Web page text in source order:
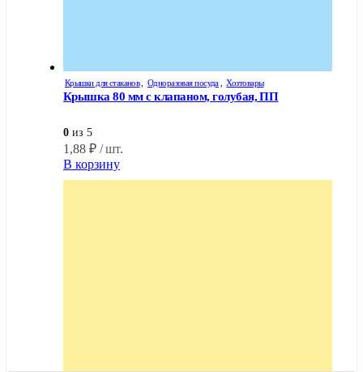
Крышки для стаканов Одноразовая посуда Хозтовары
Крышка 80 мм с клапаном, голубая, ПП
0 из 5
1,88 ₽ / шт.
В корзину